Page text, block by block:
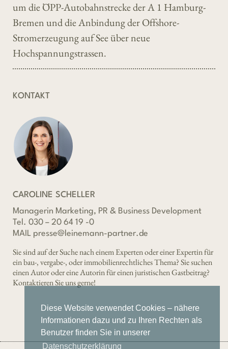
Diese Website verwendet Cookies – nähere
Informationen dazu und zu Ihren Rechten als
Benutzer finden Sie in unserer
Datenschutzerklärung
um die ÖPP-Autobahnstrecke der A 1 Hamburg-
Bremen und die Anbindung der Offshore-
Stromerzeugung auf See über neue
Hochspannungstrassen.
KONTAKT
CAROLINE SCHELLER
Managerin Marketing, PR & Business Development
Tel. 030 – 20 64 19 -0
MAIL presse@leinemann-partner.de
Sie sind auf der Suche nach einem Experten oder einer Expertin für
ein bau-, vergabe-, oder immobilienrechtliches Thema? Sie suchen
einen Autor oder eine Autorin für einen juristischen Gastbeitrag?
Kontaktieren Sie uns gerne!